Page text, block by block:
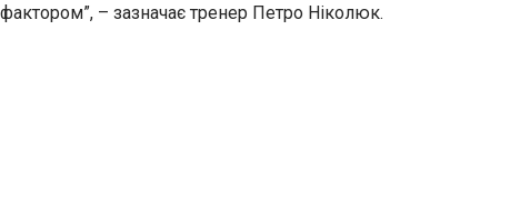
– зазначає тренер Петро Ніколюк.